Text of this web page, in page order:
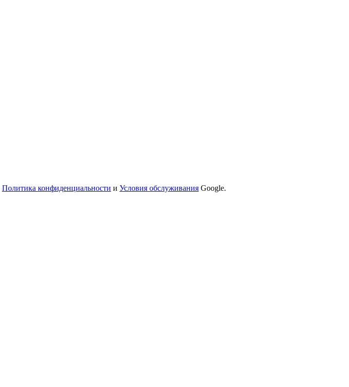
Политика конфиденциальности и Условия обслуживания Google.